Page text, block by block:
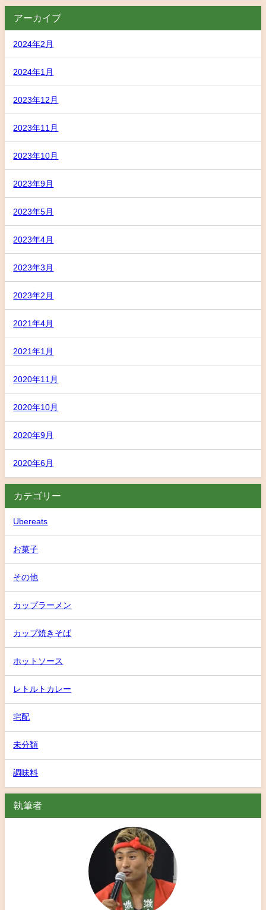
アーカイブ
2024年2月
2024年1月
2023年12月
2023年11月
2023年10月
2023年9月
2023年5月
2023年4月
2023年3月
2023年2月
2021年4月
2021年1月
2020年11月
2020年10月
2020年9月
2020年6月
カテゴリー
Ubereats
お菓子
その他
カップラーメン
カップ焼きそば
ホットソース
レトルトカレー
宅配
未分類
調味料
執筆者